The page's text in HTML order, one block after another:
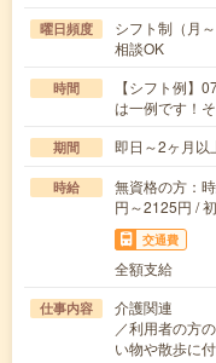
曜日頻度
シフト制（月
相談OK
時間
【シフト例】
は一例です！
期間 即日～2ヶ月
時給
無資格の方：
円～2125円 /
交通費
全額支給
仕事内容
介護関連
／利用者の方
い物や散歩に